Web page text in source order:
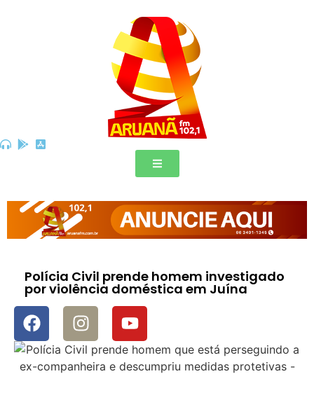
Polícia Civil prende homem investigado
por violência doméstica em Juína